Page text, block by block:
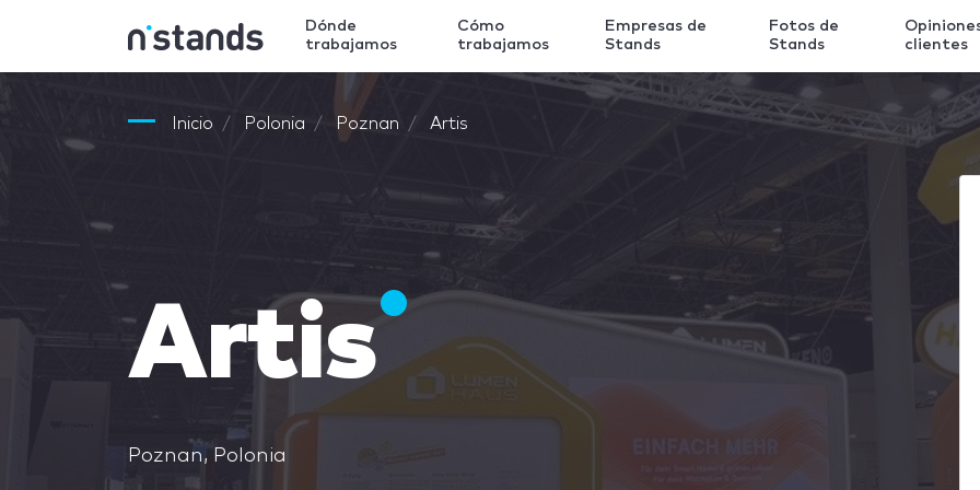
Dónde
trabajamos
Cómo
trabajamos
Empresas de
Stands
Fotos de
Stands
clientes
Inicio Polonia Poznan Artis
Artis
Poznan, Polonia